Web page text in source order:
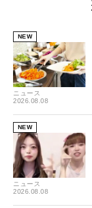
NEW
ニュース
2026.08.08
NEW
ニュース
2026.08.08